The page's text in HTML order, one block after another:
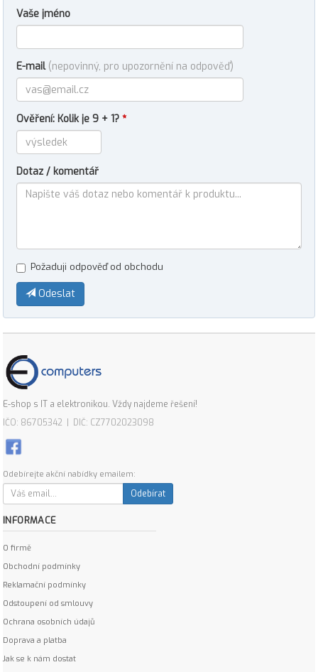
Vaše jméno
E-mail (nepovinný, pro upozornění na odpověď)
Ověření: Kolik je 9 + 1? *
Dotaz / komentář
Požaduji odpověď od obchodu
Odeslat
E-shop s IT a elektronikou. Vždy najdeme řešení!
IČO: 86705342 | DIČ: CZ7702023098
Odebírejte akční nabídky emailem:
Odebírat
INFORMACE
O firmě
Obchodní podmínky
Reklamační podmínky
Odstoupení od smlouvy
Ochrana osobních údajů
Doprava a platba
Jak se k nám dostat